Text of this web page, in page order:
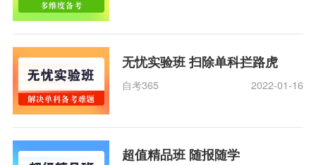
无忧实验班 扫除单科拦路虎
自考365 2022-01-16
超值精品班 随报随学